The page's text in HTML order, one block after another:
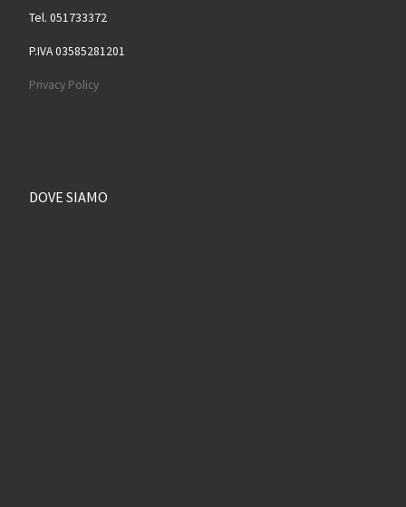
Tel. 051733372
P.IVA 03585281201
Privacy Policy
DOVE SIAMO